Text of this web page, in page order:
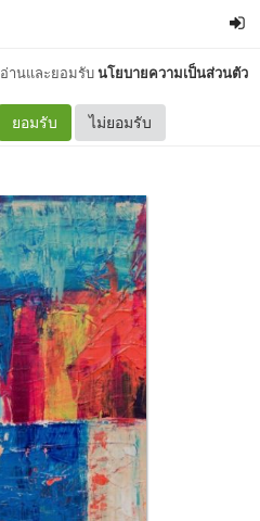
อ่านและยอมรับนโยบายความเป็นส่วนตัว
ยอมรับ ไม่ยอมรับ